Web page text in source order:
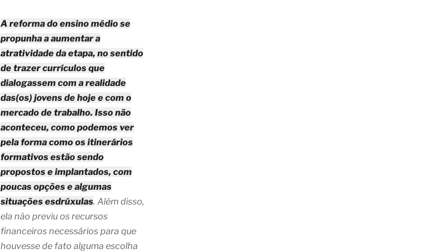
A reforma do ensino médio se
propunha a aumentar a
atratividade da etapa, no sentido
de trazer currículos que
dialogassem com a realidade
das(os) jovens de hoje e com o
mercado de trabalho. Isso não
aconteceu, como podemos ver
pela forma como os itinerários
formativos estão sendo
propostos e implantados, com
poucas opções e algumas
situações esdrúxulas. Além disso,
ela não previu os recursos
financeiros necessários para que
houvesse de fato alguma escolha